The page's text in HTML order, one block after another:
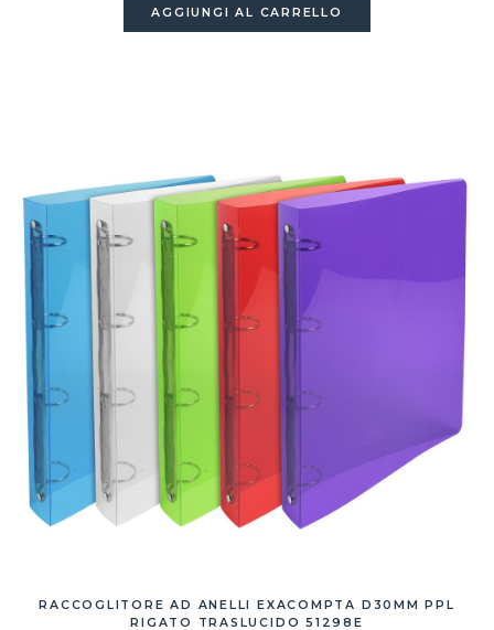
AGGIUNGI AL CARRELLO
RACCOGLITORE AD ANELLI EXACOMPTA D30MM PPL
RIGATO TRASLUCIDO 51298E